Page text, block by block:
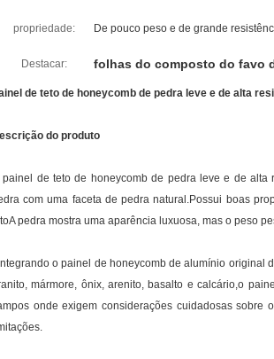
propriedade: De pouco peso e de grande
Destacar: folhas do composto do favo
de teto de honeycomb de pedra leve e de alta
do produto
painel de teto de honeycomb de pedra leve e de
com uma faceta de pedra natural.Possui boas
pedra mostra uma aparência luxuosa, mas o peso
o painel de honeycomb de alumínio original
mármore, ônix, arenito, basalto e calcário,o
onde exigem considerações cuidadosas sobre